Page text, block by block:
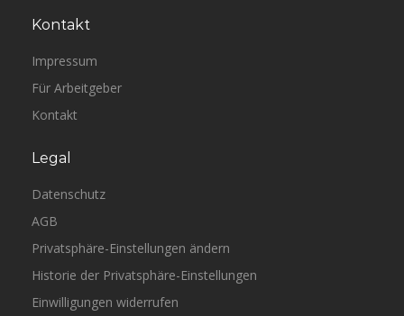
Kontakt
Impressum
Für Arbeitgeber
Kontakt
Legal
Datenschutz
AGB
Privatsphäre-Einstellungen ändern
Historie der Privatsphäre-Einstellungen
Einwilligungen widerrufen